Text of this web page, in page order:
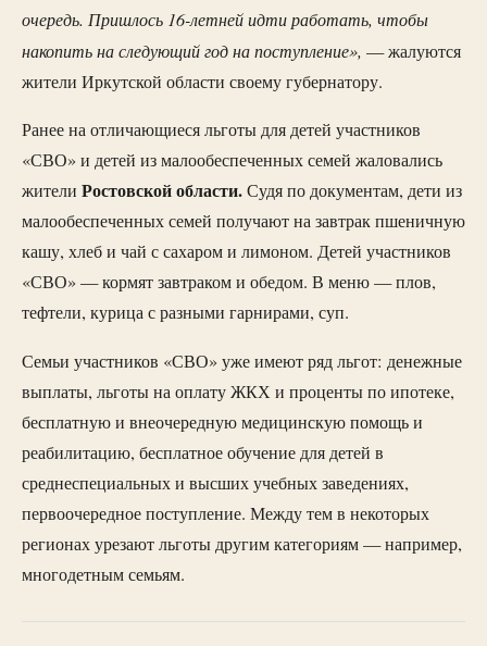
очередь. Пришлось 16-летней идти работать, чтобы
накопить на следующий год на поступление», — жалуются
жители Иркутской области своему губернатору.
Ранее на отличающиеся льготы для детей участников
«СВО» и детей из малообеспеченных семей жаловались
жители Ростовской области.Судя по документам, дети из
малообеспеченных семей получают на завтрак пшеничную
кашу, хлеб и чай с сахаром и лимоном. Детей участников
«СВО» — кормят завтраком и обедом. В меню — плов,
тефтели, курица с разными гарнирами, суп.
Семьи участников «СВО» уже имеют ряд льгот: денежные
выплаты, льготы на оплату ЖКХ и проценты по ипотеке,
бесплатную и внеочередную медицинскую помощь и
реабилитацию, бесплатное обучение для детей в
среднеспециальных и высших учебных заведениях,
первоочередное поступление. Между тем в некоторых
регионах урезают льготы другим категориям — например,
многодетным семьям.